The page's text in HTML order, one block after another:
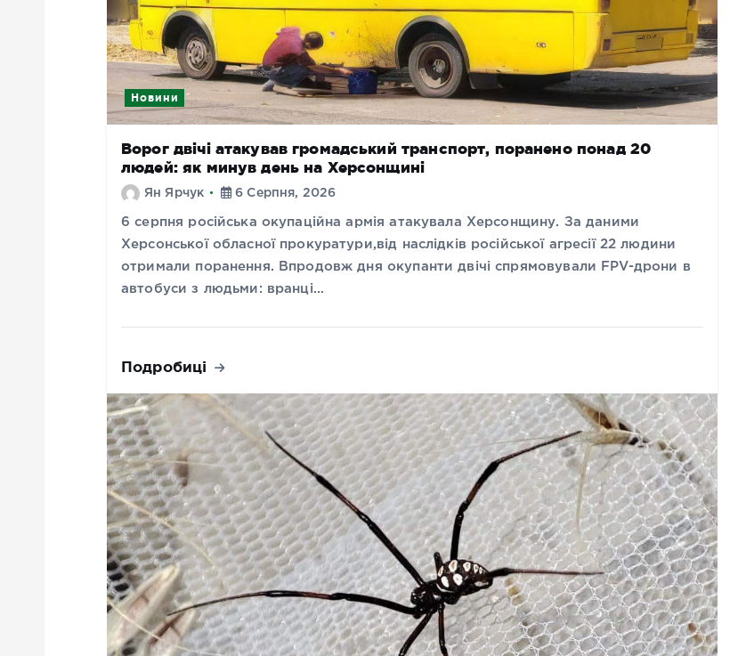
Новини
Ворог двічі атакував громадський транспорт, поранено понад 20
людей: як минув день на Херсонщині
Ян Ярчук 6 Серпня, 2026
6 серпня російська окупаційна армія атакувала Херсонщину. За даними
Херсонської обласної прокуратури,від наслідків російської агресії 22 людини
отримали поранення. Впродовж дня окупанти двічі спрямовували FPV-дрони в
автобуси з людьми: вранці…
Подробиці